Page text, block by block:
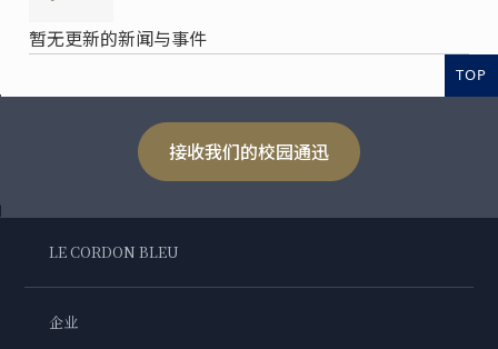
暂无更新的新闻与事件
TOP
接收我们的校园通迅
LE CORDON BLEU
企业